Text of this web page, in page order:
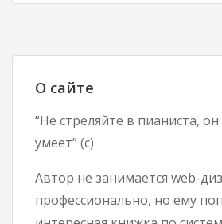
О сайте
“Не стреляйте в пианиста, он
умеет” (с)
Автор не занимается web-
профессионально, но ему